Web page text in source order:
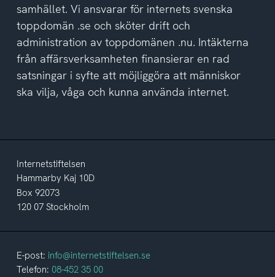
samhället. Vi ansvarar för internets svenska
toppdomän .se och sköter drift och
administration av toppdomänen .nu. Intäkterna
från affärsverksamheten finansierar en rad
satsningar i syfte att möjliggöra att människor
ska vilja, våga och kunna använda internet.
Internetstiftelsen
Hammarby Kaj 10D
Box 92073
120 07 Stockholm
E-post: info@internetstiftelsen.se
Telefon: 08-452 35 00